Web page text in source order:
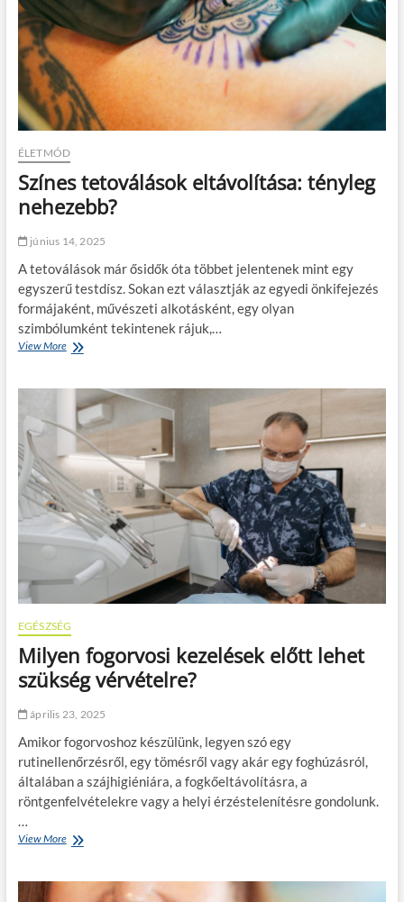
ÉLETMÓD
Színes tetoválások eltávolítása: tényleg
nehezebb?
június 14, 2025
A tetoválások már ősidők óta többet jelentenek mint egy
egyszerű testdísz. Sokan ezt választják az egyedi önkifejezés
formájaként, művészeti alkotásként, egy olyan
szimbólumként tekintenek rájuk,…
View MoreS
s
e
t
o
v
á
l
k
e
l
t
v
l
í
t
á
s
a
é
y
EGÉSZSÉG
Milyen fogorvosi kezelések előtt lehet
szükség vérvételre?
április 23, 2025
Amikor fogorvoshoz készülünk, legyen szó egy
rutinellenőrzésről, egy tömésről vagy akár egy foghúzásról,
általában a szájhigiéniára, a fogkőeltávolításra, a
röntgenfelvételekre vagy a helyi érzéstelenítésre gondolunk.
…
View MoreM